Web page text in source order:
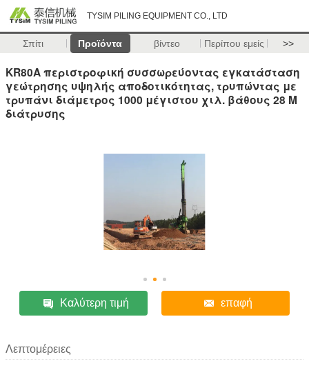
TYSIM PILING EQUIPMENT CO., LTD
Σπίτι Προϊόντα βίντεο Περίπου εμείς >>
KR80A περιστροφική συσσωρεύοντας εγκατάσταση
γεώτρησης υψηλής αποδοτικότητας, τρυπώντας με
τρυπάνι διάμετρος 1000 μέγιστου χιλ. βάθους 28 Μ
διάτρυσης
Καλύτερη τιμή επαφή
Λεπτομέρειες